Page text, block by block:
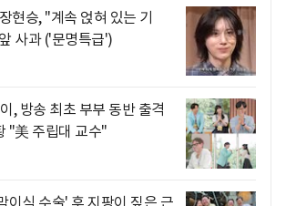
현승, "계속 얹혀 있는 기
사과 ('문명특급')
, 방송 최초 부부 동반 출격
"美 주립대 교수"